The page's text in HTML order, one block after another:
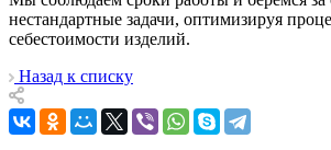
нестандартные задачи, оптимизируя
себестоимости изделий.
Назад к списку